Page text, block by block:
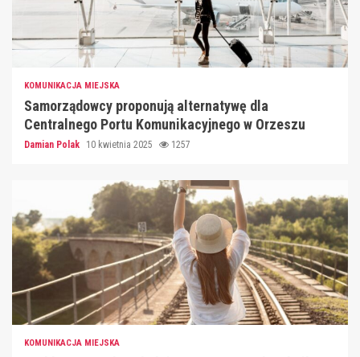
KOMUNIKACJA MIEJSKA
Samorządowcy proponują alternatywę dla
Centralnego Portu Komunikacyjnego w Orzeszu
Damian Polak 10 kwietnia 2025 1257
KOMUNIKACJA MIEJSKA